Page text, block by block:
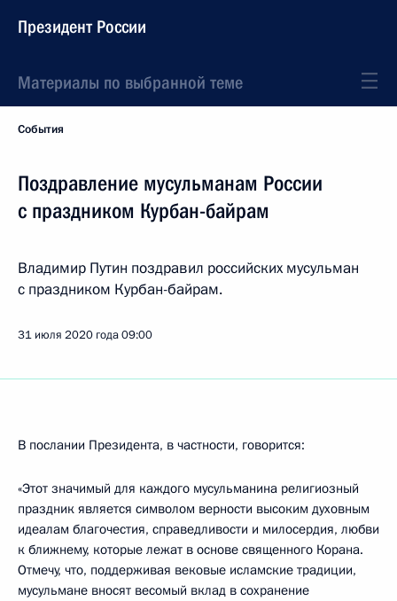
Президент России
Материалы по выбранной теме
События
Поздравление мусульманам России
с праздником Курбан-байрам
Владимир Путин поздравил российских мусульман
с праздником Курбан-байрам.
31 июля 2020 года09:00
В послании Президента, в частности, говорится:
«Этот значимый для каждого мусульманина религиозный
праздник является символом верности высоким духовным
идеалам благочестия, справедливости и милосердия, любви
к ближнему, которые лежат в основе священного Корана.
Отмечу, что, поддерживая вековые исламские традиции,
мусульмане вносят весомый вклад в сохранение